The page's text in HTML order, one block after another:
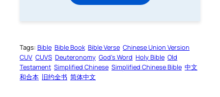
Tags: Bible Bible Book Bible Verse Chinese Union Version
CUV CUVS Deuteronomy God’s Word Holy Bible Old
Testament Simplified Chinese Simplified Chinese Bible 中文
和合本 旧约全书 简体中文